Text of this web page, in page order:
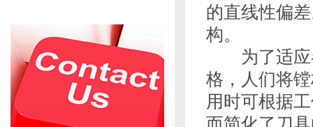
的直线性偏
构。
为了适应
格，人们将
用时可根据